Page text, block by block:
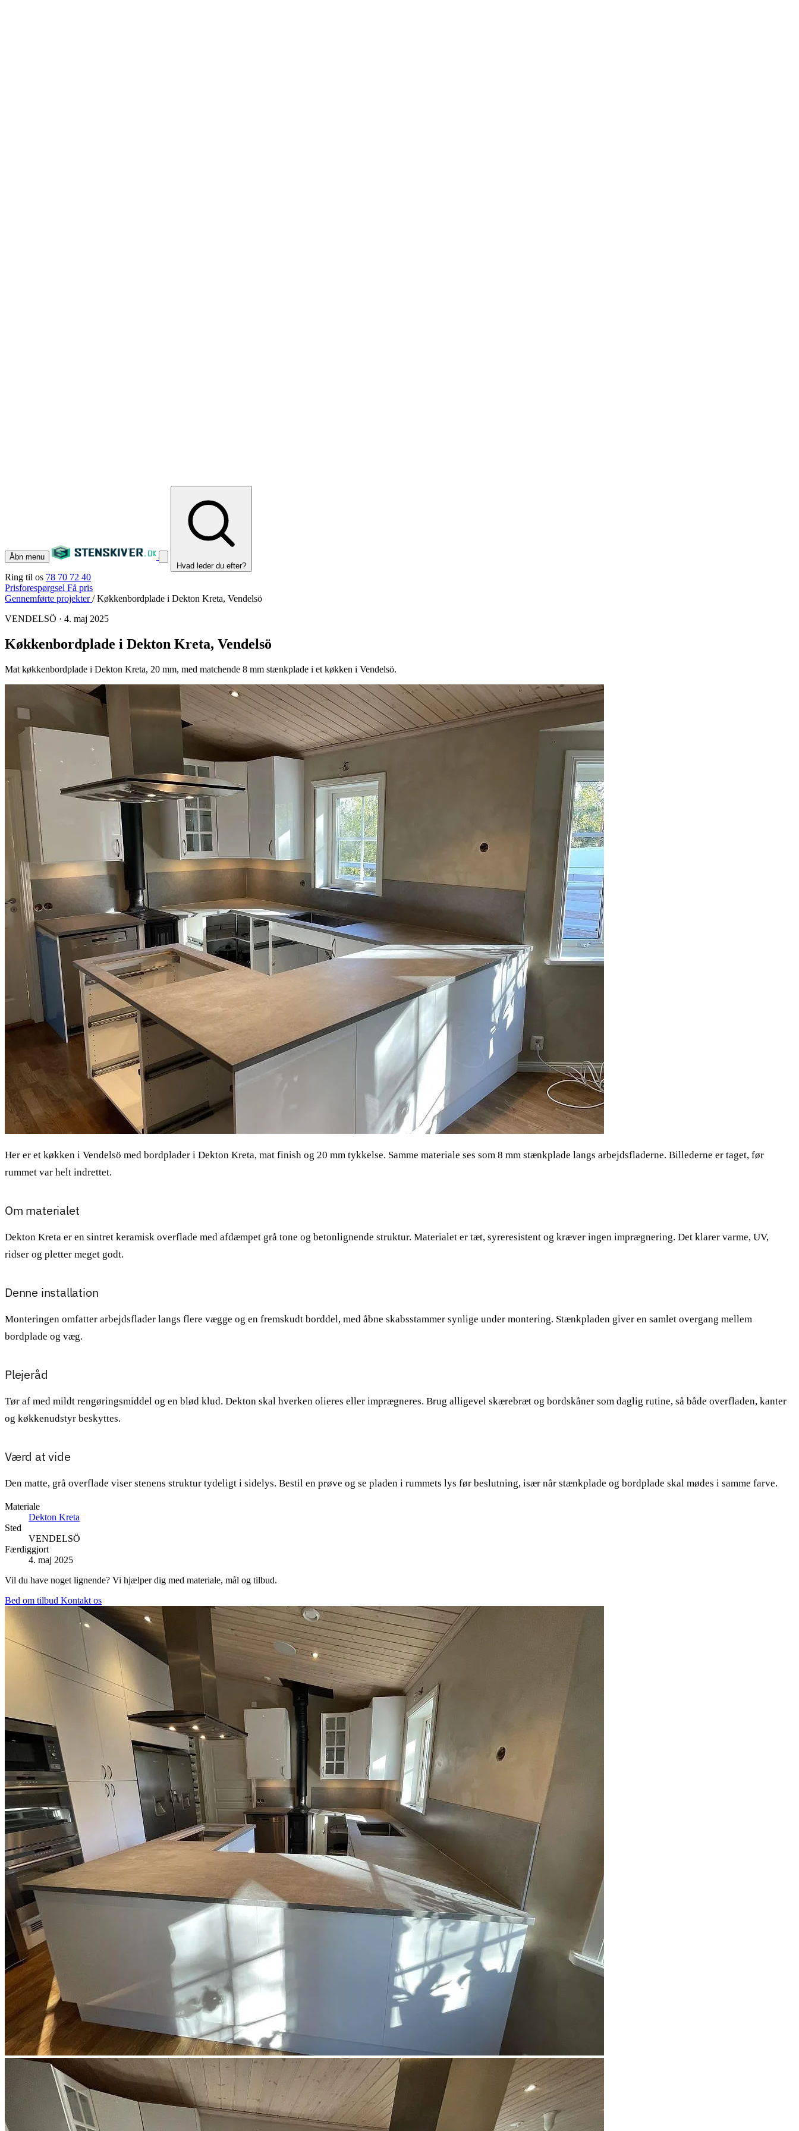
Åbn menu
Hvad leder du efter?
Ring til os 78 70 72 40
Prisforespørgsel Få pris
Gennemførte projekter/ Køkkenbordplade i Dekton Kreta, Vendelsö
VENDELSÖ · 4. maj 2025
Køkkenbordplade i Dekton Kreta, Vendelsö
Mat køkkenbordplade i Dekton Kreta, 20 mm, med matchende 8 mm stænkplade i et køkken i Vendelsö.
Her er et køkken i Vendelsö med bordplader i Dekton Kreta, mat finish og 20 mm tykkelse. Samme materiale ses som 8 mm stænkplade langs arbejdsfladerne. Billederne er taget, før
rummet var helt indrettet.
Om materialet
Dekton Kreta er en sintret keramisk overflade med afdæmpet grå tone og betonlignende struktur. Materialet er tæt, syreresistent og kræver ingen imprægnering. Det klarer varme, UV,
ridser og pletter meget godt.
Denne installation
Monteringen omfatter arbejdsflader langs flere vægge og en fremskudt borddel, med åbne skabsstammer synlige under montering. Stænkpladen giver en samlet overgang mellem
bordplade og væg.
Plejeråd
Tør af med mildt rengøringsmiddel og en blød klud. Dekton skal hverken olieres eller imprægneres. Brug alligevel skærebræt og bordskåner som daglig rutine, så både overfladen, kanter
og køkkenudstyr beskyttes.
Værd at vide
Den matte, grå overflade viser stenens struktur tydeligt i sidelys. Bestil en prøve og se pladen i rummets lys før beslutning, især når stænkplade og bordplade skal mødes i samme farve.
Materiale
Dekton Kreta
Sted
VENDELSÖ
Færdiggjort
4. maj 2025
Vil du have noget lignende? Vi hjælper dig med materiale, mål og tilbud.
Bed om tilbud Kontakt os